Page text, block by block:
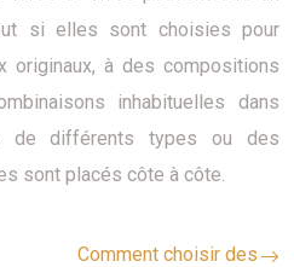
si elles sont choisies pour
originaux, à des compositions
inhabituelles dans
de différents types ou des
sont placés côte à côte.
Comment choisir des